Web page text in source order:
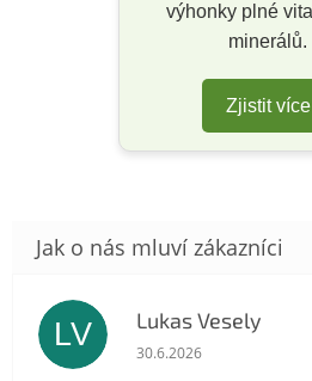
výhonky plné
minerálů.
Zjistit více
LV Lukas Vesely
Hodnocení obchodu
30.6.2026